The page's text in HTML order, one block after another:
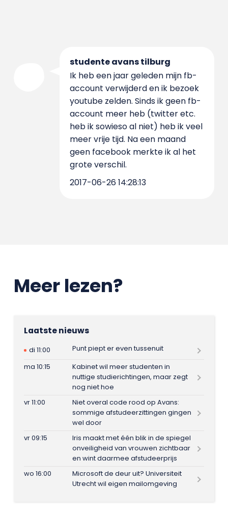
studente avans tilburg
Ik heb een jaar geleden mijn fb-
account verwijderd en ik bezoek
youtube zelden. Sinds ik geen fb-
account meer heb (twitter etc.
heb ik sowieso al niet) heb ik veel
meer vrije tijd. Na een maand
geen facebook merkte ik al het
grote verschil.
2017-06-26 14:28:13
Meer lezen?
Laatste nieuws
di 11:00
Punt piept er even tussenuit
ma 10:15
Kabinet wil meer studenten in
nuttige studierichtingen, maar zegt
nog niet hoe
vr 11:00
Niet overal code rood op Avans:
sommige afstudeerzittingen gingen
wel door
vr 09:15
Iris maakt met één blik in de spiegel
onveiligheid van vrouwen zichtbaar
en wint daarmee afstudeerprijs
wo 16:00
Microsoft de deur uit? Universiteit
Utrecht wil eigen mailomgeving